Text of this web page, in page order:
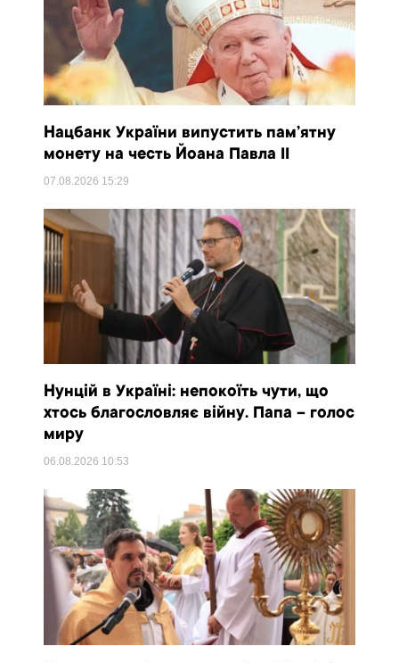
Нацбанк України випустить пам’ятну
монету на честь Йоана Павла II
07.08.2026 15:29
Нунцій в Україні: непокоїть чути, що
хтось благословляє війну. Папа – голос
миру
06.08.2026 10:53